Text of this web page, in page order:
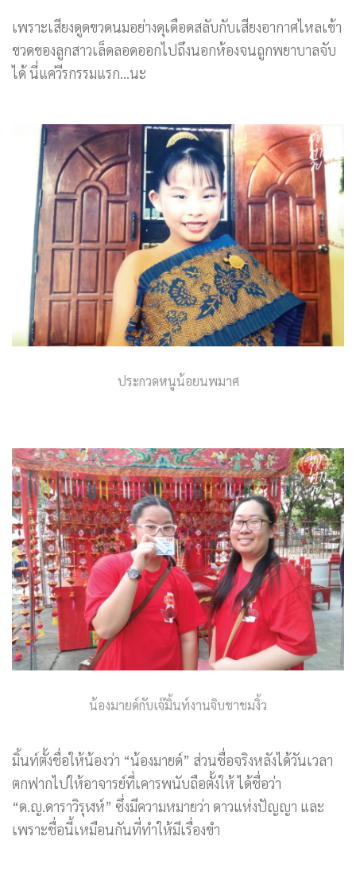
เพราะเสียงดูดขวดนมอย่างดุเดือดสลับกับเสียงอากาศไหลเข้า
ขวดของลูกสาวเล็ดลอดออกไปถึงนอกห้องจนถูกพยาบาลจับ
ได้ นี่แค่วีรกรรมแรก…นะ
ประกวดหนูน้อยนพมาศ
น้องมายด์กับเจ๊มิ้นท์งานจิบชาชมงิ้ว
มิ้นท์ตั้งชื่อให้น้องว่า “น้องมายด์” ส่วนชื่อจริงหลังได้วันเวลา
ตกฟากไปให้อาจารย์ที่เคารพนับถือตั้งให้ ได้ชื่อว่า
“ด.ญ.ดาราวิรุฬห์” ซึ่งมีความหมายว่า ดาวแห่งปัญญา และ
เพราะชื่อนี้เหมือนกันที่ทำให้มีเรื่องขำ